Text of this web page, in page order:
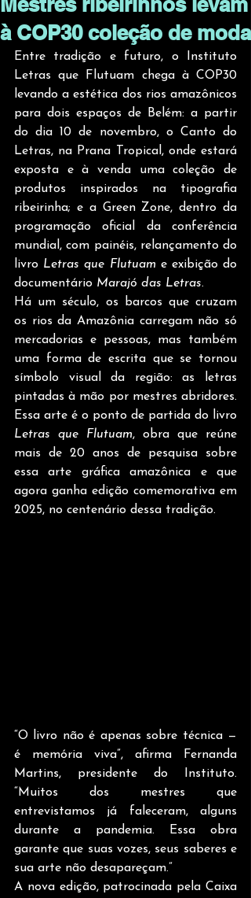
à COP30 coleção de moda
Entre tradição e futuro, o Instituto
Letras que Flutuam chega à COP30
levando a estética dos rios amazônicos
para dois espaços de Belém: a partir
do dia 10 de novembro, o Canto do
Letras, na Prana Tropical, onde estará
exposta e à venda uma coleção de
produtos inspirados na tipografia
ribeirinha; e a Green Zone, dentro da
programação oficial da conferência
mundial, com painéis, relançamento do
livro Letras que Flutuam e exibição do
documentário Marajó das Letras.
Há um século, os barcos que cruzam
os rios da Amazônia carregam não só
mercadorias e pessoas, mas também
uma forma de escrita que se tornou
símbolo visual da região: as letras
pintadas à mão por mestres abridores.
Letras que Flutuam, obra que reúne
mais de 20 anos de pesquisa sobre
essa arte gráfica amazônica e que
agora ganha edição comemorativa em
2025, no centenário dessa tradição.
“O livro não é apenas sobre técnica —
é memória viva”, afirma Fernanda
Martins, presidente do Instituto.
“Muitos dos mestres que
entrevistamos já faleceram, alguns
durante a pandemia. Essa obra
garante que suas vozes, seus saberes e
sua arte não desapareçam.”
A nova edição, patrocinada pela Caixa